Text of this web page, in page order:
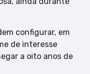
configurar, em
de interesse
a oito anos de